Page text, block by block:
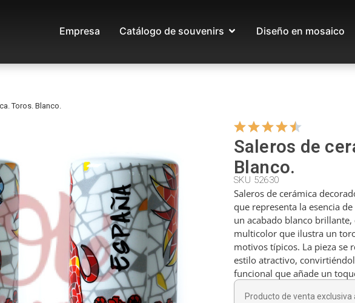
Empresa Catálogo de souvenirs Diseño en mosaico
Toros. Blanco.
Saleros de
Blanco.
SKU 52630
Saleros de cerámica
que representa la esencia
un acabado blanco
multicolor que ilustra un
motivos típicos. La pieza se
estilo atractivo,
funcional que añade un
Producto de venta exclusiva